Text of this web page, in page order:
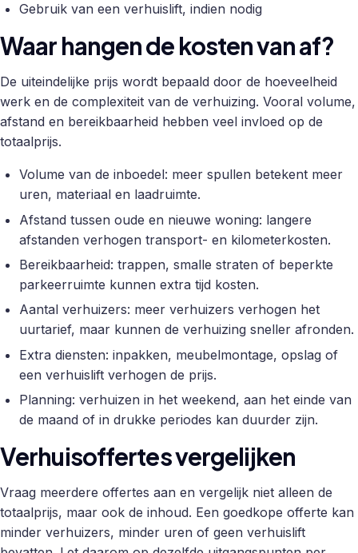
Gebruik van een verhuislift, indien nodig
Waar hangen de kosten van af?
De uiteindelijke prijs wordt bepaald door de hoeveelheid
werk en de complexiteit van de verhuizing. Vooral volume,
afstand en bereikbaarheid hebben veel invloed op de
totaalprijs.
Volume van de inboedel: meer spullen betekent meer
uren, materiaal en laadruimte.
Afstand tussen oude en nieuwe woning: langere
afstanden verhogen transport- en kilometerkosten.
Bereikbaarheid: trappen, smalle straten of beperkte
parkeerruimte kunnen extra tijd kosten.
Aantal verhuizers: meer verhuizers verhogen het
uurtarief, maar kunnen de verhuizing sneller afronden.
Extra diensten: inpakken, meubelmontage, opslag of
een verhuislift verhogen de prijs.
Planning: verhuizen in het weekend, aan het einde van
de maand of in drukke periodes kan duurder zijn.
Verhuisoffertes vergelijken
Vraag meerdere offertes aan en vergelijk niet alleen de
totaalprijs, maar ook de inhoud. Een goedkope offerte kan
minder verhuizers, minder uren of geen verhuislift